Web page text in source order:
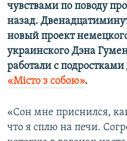
чувствами по поводу
назад.
новый проект
украинского Дэна
работали с
«Місто з собою».
«Сон мне приснился,
что я сплю на печи.